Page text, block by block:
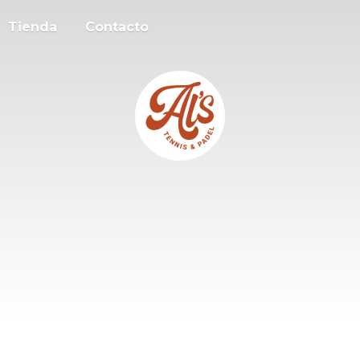
Tienda Contacto